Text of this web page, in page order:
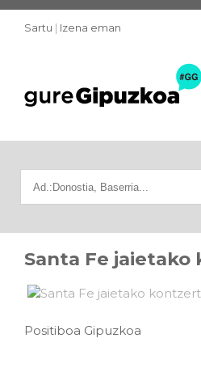
Sartu | Izena eman
Santa Fe
Positiboa Gipuzkoa